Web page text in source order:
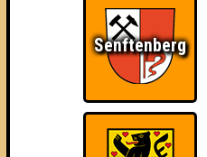
7. Wurstblut
11 11
7 14
9. Dezemberklub
Senftenberg